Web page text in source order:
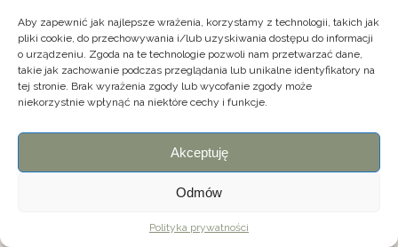
Aby zapewnić jak najlepsze wrażenia, korzystamy z technologii, takich jak
pliki cookie, do przechowywania i/lub uzyskiwania dostępu do informacji
o urządzeniu. Zgoda na te technologie pozwoli nam przetwarzać dane,
takie jak zachowanie podczas przeglądania lub unikalne identyfikatory na
tej stronie. Brak wyrażenia zgody lub wycofanie zgody może
niekorzystnie wpłynąć na niektóre cechy i funkcje.
Akceptuję
Odmów
Polityka prywatności